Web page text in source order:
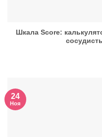
Шкала Score:
24
Ноя